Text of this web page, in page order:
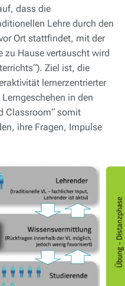
dass die
Lehre durch den
Ort stattfindet, mit der
zu Hause vertauscht wird
Ziel ist, die
lernerzentrierter
in den
Classroom“ somit
ihre Fragen, Impulse